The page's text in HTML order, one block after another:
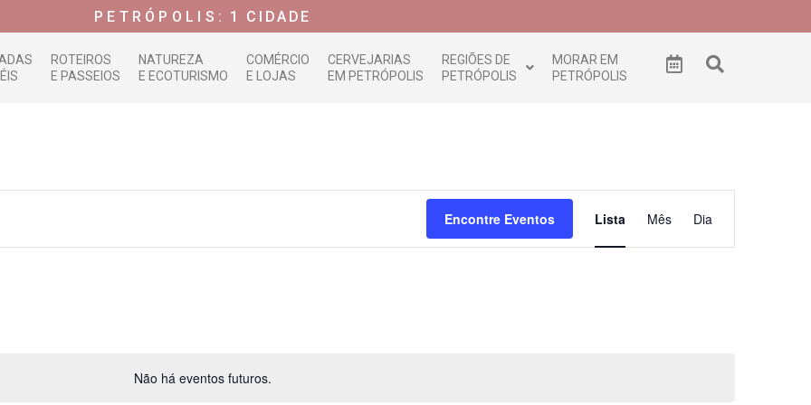
PETRÓPOLIS: 1 CIDADE
ROTEIROS
E PASSEIOS
NATUREZA
E ECOTURISMO
COMÉRCIO
E LOJAS
CERVEJARIAS
EM PETRÓPOLIS
REGIÕES DE
PETRÓPOLIS
MORAR EM
PETRÓPOLIS
Não há eventos futuros.
Encontre Eventos
do
Lista Mês Dia